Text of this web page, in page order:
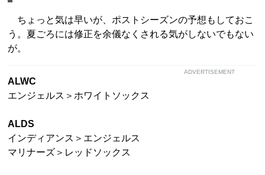
ちょっと気は早いが、ポストシーズンの予想もしておこ
う。夏ごろには修正を余儀なくされる気がしないでもない
が。
ALWC
エンジェルス＞ホワイトソックス
ALDS
インディアンス＞エンジェルス
マリナーズ＞レッドソックス
ADVERTISEMENT